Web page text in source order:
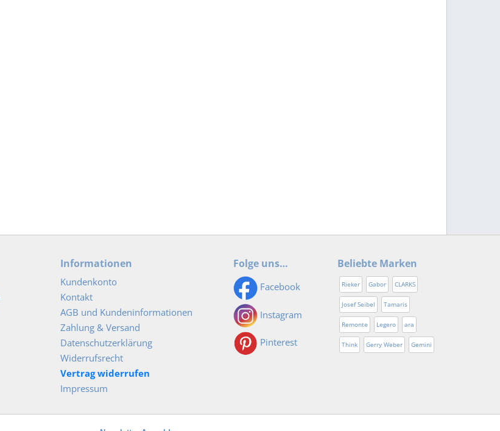
Informationen
Kundenkonto
Kontakt
AGB und Kundeninformationen
Zahlung & Versand
Datenschutzerklärung
Widerrufsrecht
Vertrag widerrufen
Impressum
Folge uns…
Facebook
Instagram
Pinterest
Beliebte Marken
Rieker Gabor CLARKS
Josef Seibel Tamaris
Remonte Legero ara
Think Gerry Weber Gemini